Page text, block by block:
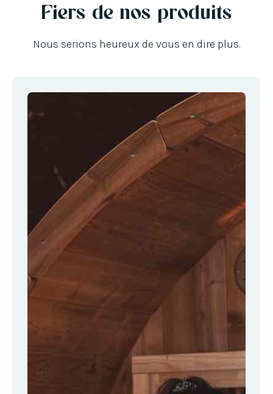
Fiers de nos produits
Nous serions heureux de vous en dire plus.